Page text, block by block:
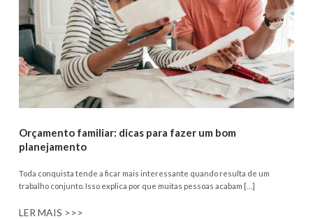
Orçamento familiar: dicas para fazer um bom
planejamento
Toda conquista tende a ficar mais interessante quando resulta de um
trabalho conjunto. Isso explica por que muitas pessoas acabam […]
LER MAIS >>>